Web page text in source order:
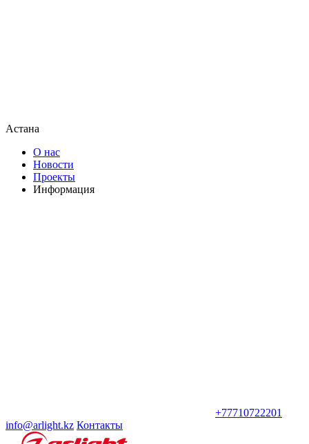
Астана
О нас
Новости
Проекты
Информация
+77710722201
info@arlight.kz Контакты